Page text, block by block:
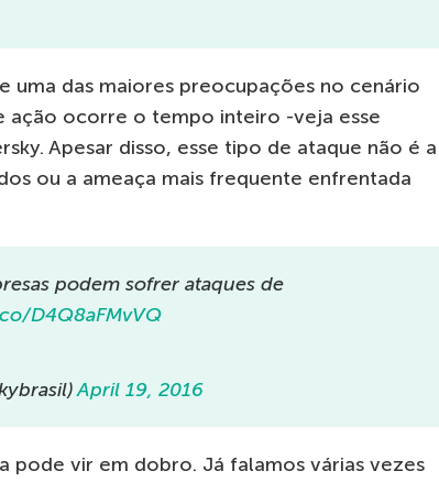
uma das maiores preocupações no cenário
ação ocorre o tempo inteiro -veja esse
Apesar disso, esse tipo de ataque não é a
ou a ameaça mais frequente enfrentada
podem sofrer ataques de
D4Q8aFMvVQ
April 19, 2016
pode vir em dobro. Já falamos várias vezes